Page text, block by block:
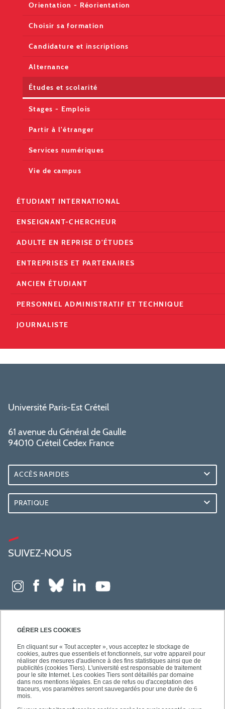
GÉRER LES COOKIES
En cliquant sur « Tout accepter », vous acceptez le stockage de
cookies, autres que essentiels et fonctionnels, sur votre appareil pour
réaliser des mesures d'audience à des fins statistiques ainsi que de
publicités (cookies Tiers). L'université est responsable de traitement
pour le site Internet. Les cookies Tiers sont détaillés par domaine
dans nos mentions légales. En cas de refus ou d'acceptation des
traceurs, vos paramètres seront sauvegardés pour une durée de 6
mois.
Orientation - Réorientation
Choisir sa formation
Candidature et inscriptions
Alternance
Études et scolarité
Stages - Emplois
Partir à l'étranger
Services numériques
Vie de campus
ÉTUDIANT INTERNATIONAL
ENSEIGNANT-CHERCHEUR
ADULTE EN REPRISE D'ÉTUDES
ENTREPRISES ET PARTENAIRES
ANCIEN ÉTUDIANT
PERSONNEL ADMINISTRATIF ET TECHNIQUE
JOURNALISTE
Université Paris-Est Créteil
61 avenue du Général de Gaulle
94010 Créteil Cedex France
ACCÈS RAPIDES
PRATIQUE
SUIVEZ-NOUS